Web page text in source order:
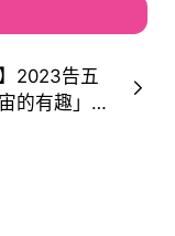
】2023告五
的有趣」巡